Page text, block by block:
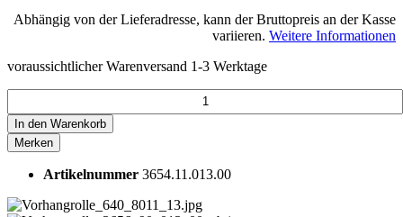
Abhängig von der Lieferadresse, kann der Bruttopreis an der Kasse
variieren. Weitere Informationen
voraussichtlicher Warenversand 1-3 Werktage
In den Warenkorb
Merken
Artikelnummer 3654.11.013.00